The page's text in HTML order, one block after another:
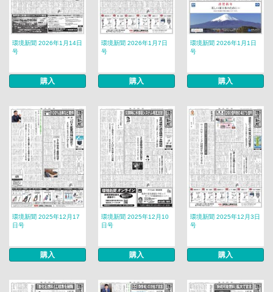
環境新聞 2026年1月14日
号
購入
環境新聞 2026年1月7日
号
購入
環境新聞 2026年1月1日
号
購入
環境新聞 2025年12月17
日号
購入
環境新聞 2025年12月10
日号
購入
環境新聞 2025年12月3日
号
購入